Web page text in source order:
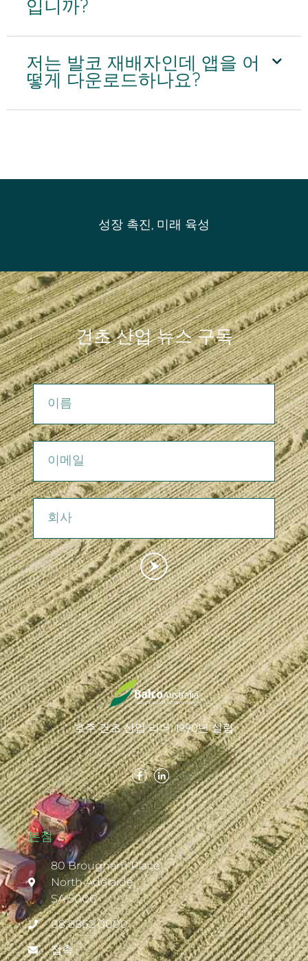
입니까?
저는 발코 재배자인데 앱을 어
떻게 다운로드하나요?
성장 촉진, 미래 육성
건초 산업 뉴스 구독
이름
이메일
회사
호주 건초 산업 리더. 1990년 설립
본점
80 Brougham Place
North Adelaide
SA 5006
08 8862 0000
접촉